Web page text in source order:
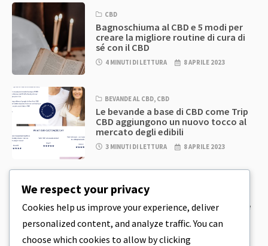
CBD
Bagnoschiuma al CBD e 5 modi per
creare la migliore routine di cura di
sé con il CBD
4 MINUTI DI LETTURA 8 APRILE 2023
BEVANDE AL CBD, CBD
Le bevande a base di CBD come Trip
CBD aggiungono un nuovo tocco al
mercato degli edibili
3 MINUTI DI LETTURA 8 APRILE 2023
CBD EDIBLES
Pasta per biscotti al CBD e prodotti
commestibili al CBD incredibilmente
semplici da preparare in casa
5 MINUTI DI LETTURA
We respect your privacy
Cookies help us improve your experience, deliver
personalized content, and analyze traffic. You can
choose which cookies to allow by clicking